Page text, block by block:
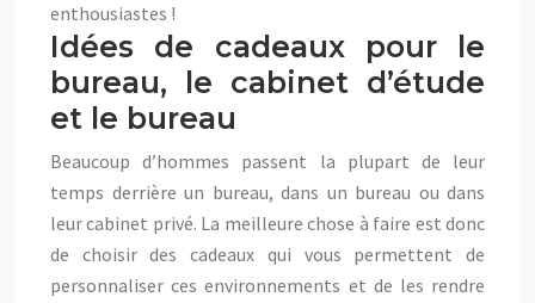
enthousiastes !
Idées de cadeaux pour le
bureau, le cabinet d’étude
et le bureau
Beaucoup d’hommes passent la plupart de leur
temps derrière un bureau, dans un bureau ou dans
leur cabinet privé. La meilleure chose à faire est donc
de choisir des cadeaux qui vous permettent de
personnaliser ces environnements et de les rendre